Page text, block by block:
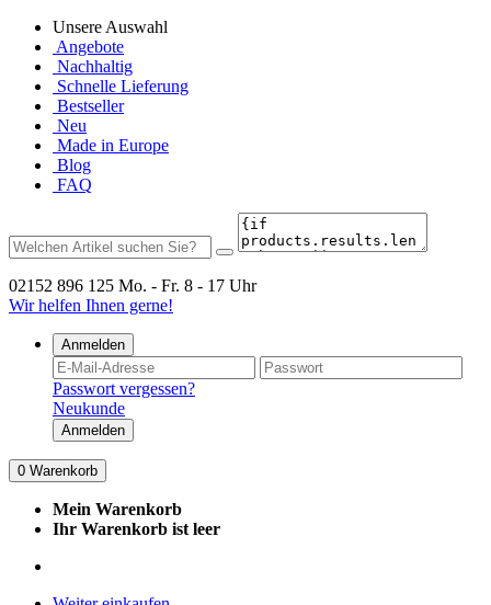
Unsere Auswahl
Angebote
Nachhaltig
Schnelle Lieferung
Bestseller
Neu
Made in Europe
Blog
FAQ
02152 896 125 Mo. - Fr. 8 - 17 Uhr
Wir helfen Ihnen gerne!
Anmelden
Passwort vergessen?
Neukunde
Anmelden
0 Warenkorb
Mein Warenkorb
Ihr Warenkorb ist leer